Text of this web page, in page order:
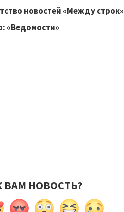
новостей «Между строк»
«Ведомости»
ВАМ НОВОСТЬ?